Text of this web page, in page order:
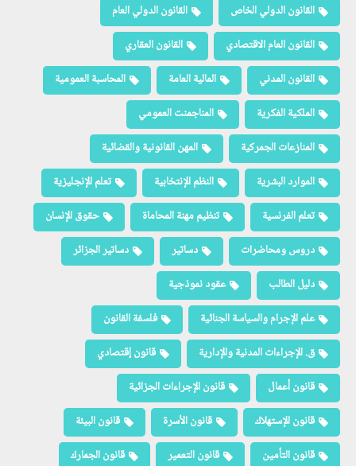
القانون الدولي الخاص
القانون الدولي العام
القانون العام الاقتصادي
القانون العقاري
القانون المدني
المالية العامة
المحاسبة العمومية
الملكية الفكرية
المناجمنت العمومي
المنازعات الجمركية
المهن القانونية والقضائية
الموارد البشرية
النظم الإنتخابية
تعلم الإنجليزية
تعلم الفرنسية
تنظيم مهنة المحاماة
حقوق الإنسان
دروس ومحاضرات
دساتير
دساتير الجزائر
دليل الطالب
عقود نموذجية
علم الإجرام والسياسة الجنائية
فلسفة القانون
ق. الإجراءات المدنية والإدارية
قانون إقتصادي
قانون أعمال
قانون الإجراءات الجزائية
قانون الإستهلاك
قانون الأسرة
قانون البيئة
قانون التأمين
قانون التعمير
قانون الجمارك